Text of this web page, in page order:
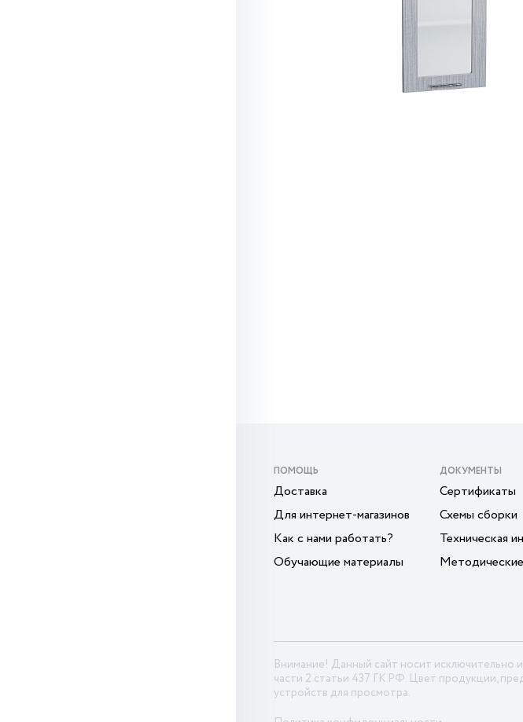
ПОМОЩЬ
Доставка
Для интернет-магазинов
Как с нами работать?
Обучающие материалы
ДОКУМЕНТЫ
Сертификаты
Схемы сборки
Техническая
Внимание! Данный сайт носит исключительно
части 2 статьи 437 ГК РФ. Цвет продукции,
устройств для просмотра.